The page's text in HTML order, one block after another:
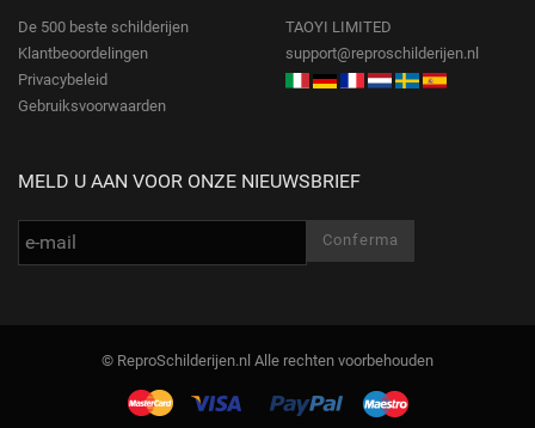
De 500 beste schilderijen
Klantbeoordelingen
Privacybeleid
Gebruiksvoorwaarden
TAOYI LIMITED
support@reproschilderijen.nl
MELD U AAN VOOR ONZE NIEUWSBRIEF
© ReproSchilderijen.nl Alle rechten voorbehouden